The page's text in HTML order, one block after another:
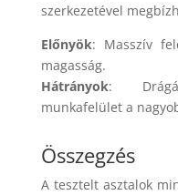
szerkezetével
Előnyök: Masszív
magasság.
Hátrányok:
munkafelület a
Összegzés
A tesztelt asztalok